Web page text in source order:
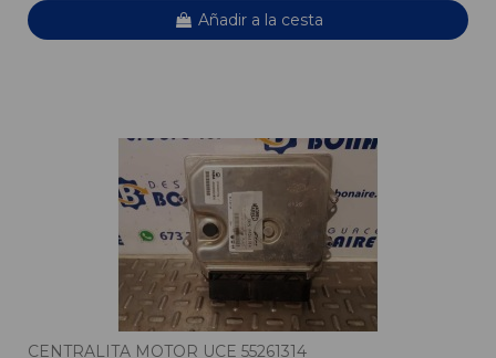
Añadir a la cesta
CENTRALITA MOTOR UCE 55261314